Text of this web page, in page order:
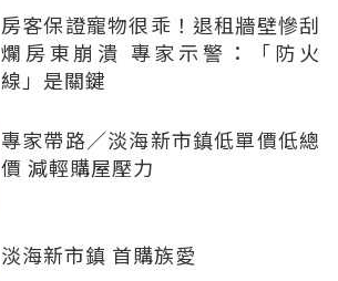
房客保證寵物很乖！退租牆壁慘刮
爛房東崩潰 專家示警：「防火
線」是關鍵
專家帶路／淡海新市鎮低單價低總
價 減輕購屋壓力
淡海新市鎮 首購族愛